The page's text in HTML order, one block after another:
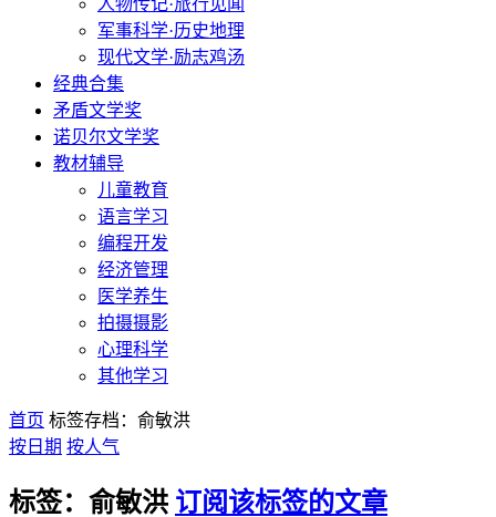
人物传记·旅行见闻
军事科学·历史地理
现代文学·励志鸡汤
经典合集
矛盾文学奖
诺贝尔文学奖
教材辅导
儿童教育
语言学习
编程开发
经济管理
医学养生
拍摄摄影
心理科学
其他学习
首页 标签存档：俞敏洪
按日期 按人气
标签：俞敏洪 订阅该标签的文章